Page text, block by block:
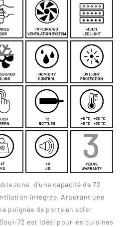
zone, d’une capacité de 72
intégrée. Arborant une
poignée de porte en acier
72 est idéal pour les cuisines